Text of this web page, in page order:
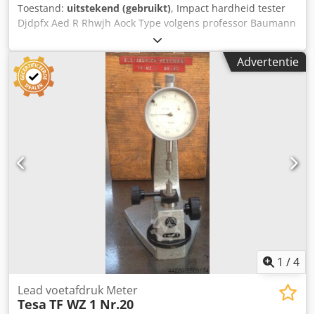
Toestand: uitstekend (gebruikt), Impact hardheid tester
Djdpfx Aed R Rhwjh Aock Type volgens professor Baumann
Type: No. 523 Gebruiksaanwijzing beschikbaar Doos heeft
de afmetingen: L. 380 x W. 220 x H. 95 mm Gewicht 5,5, kg
Advertentie
1 /4
Lead voetafdruk Meter
Tesa TF WZ 1 Nr.20